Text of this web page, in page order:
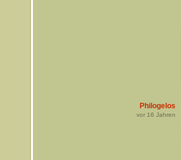
Philogelos
vor 16 Jahren